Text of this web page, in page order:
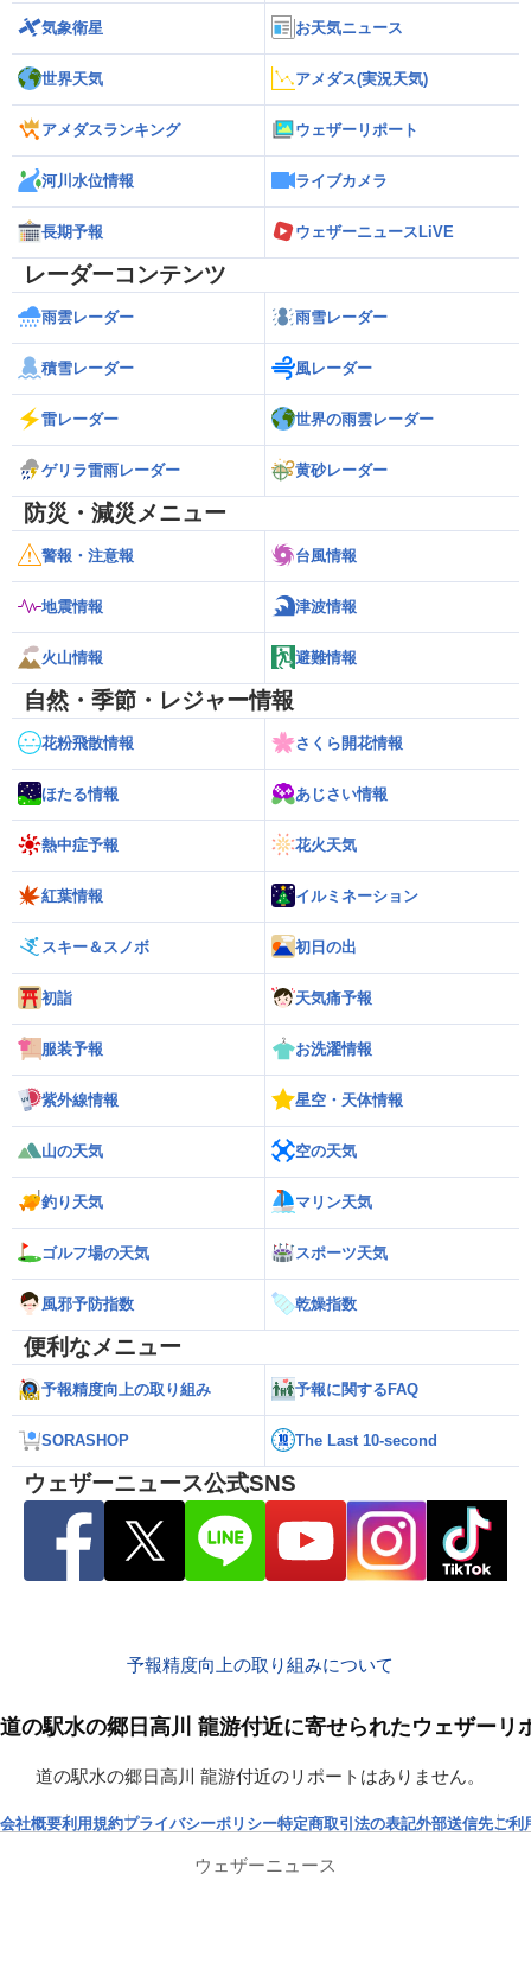
気象衛星 お天気ニュース
世界天気 アメダス(実況天気)
アメダスランキング ウェザーリポート
河川水位情報 ライブカメラ
長期予報 ウェザーニュースLiVE
レーダーコンテンツ
雨雲レーダー 雨雪レーダー
積雪レーダー 風レーダー
雷レーダー 世界の雨雲レーダー
ゲリラ雷雨レーダー 黄砂レーダー
防災・減災メニュー
警報・注意報 台風情報
地震情報 津波情報
火山情報 避難情報
自然・季節・レジャー情報
花粉飛散情報 さくら開花情報
ほたる情報 あじさい情報
熱中症予報 花火天気
紅葉情報 イルミネーション
スキー＆スノボ 初日の出
初詣 天気痛予報
服装予報 お洗濯情報
紫外線情報 星空・天体情報
山の天気 空の天気
釣り天気 マリン天気
ゴルフ場の天気 スポーツ天気
風邪予防指数 乾燥指数
便利なメニュー
予報精度向上の取り組み 予報に関するFAQ
SORASHOP The Last 10-second
ウェザーニュース公式SNS
予報精度向上の取り組みについて
道の駅水の郷日高川 龍游付近に寄せられたウェザーリ
道の駅水の郷日高川 龍游付近のリポートはありません。
会社概要利用規約プライバシーポリシー特定商取引法の表記外部送信先ご利
ウェザーニュース